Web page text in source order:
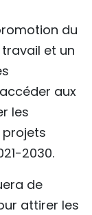
du
et un
aux
les
2030.
de
attirer les